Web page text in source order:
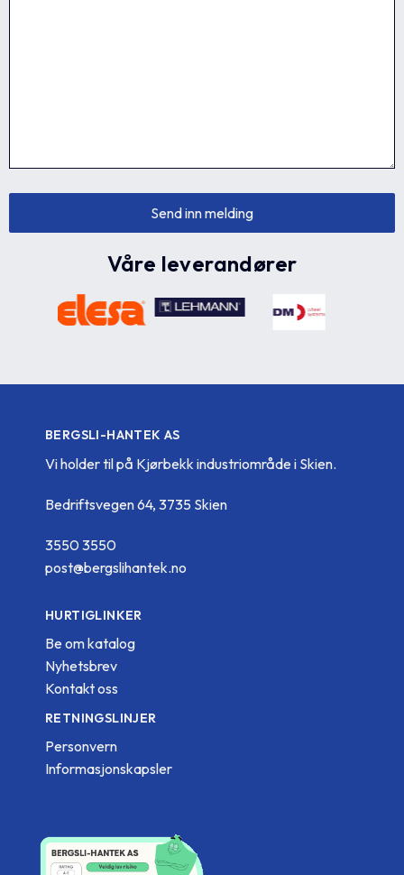
Våre leverandører
BERGSLI-HANTEK AS
Vi holder til på Kjørbekk industriområde i Skien.
Bedriftsvegen 64, 3735 Skien
3550 3550
post@bergslihantek.no
HURTIGLINKER
Be om katalog
Nyhetsbrev
Kontakt oss
RETNINGSLINJER
Personvern
Informasjonskapsler